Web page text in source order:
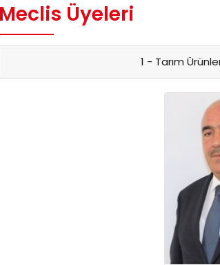
Meclis Üyeleri
1 - Tarım